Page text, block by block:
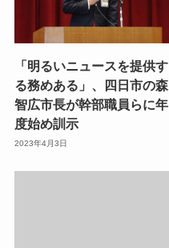
「明るいニュースを提供す
る務めある」、四日市の森
智広市長が幹部職員らに年
度始め訓示
2023年4月3日